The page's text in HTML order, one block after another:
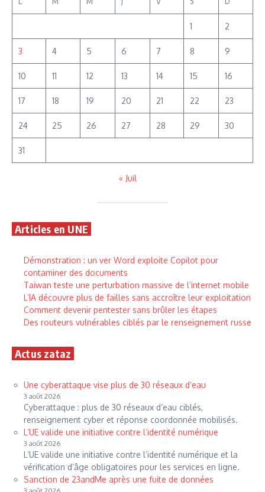
1 2
3 4 5 6 7 8 9
10 11 12 13 14 15 16
17 18 19 20 21 22 23
24 25 26 27 28 29 30
31
« Juil
Articles en UNE
Démonstration : un ver Word exploite Copilot pour
contaminer des documents
Taïwan teste une perturbation massive de l’internet mobile
L’IA découvre plus de failles sans accroître leur exploitation
Comment devenir pentester sans brûler les étapes
Des routeurs vulnérables ciblés par le renseignement russe
Actus zataz
Une cyberattaque vise plus de 30 réseaux d’eau
3 août 2026
Cyberattaque : plus de 30 réseaux d’eau ciblés,
renseignement cyber et réponse coordonnée mobilisés.
L’UE valide une initiative contre l’identité numérique
3 août 2026
L’UE valide une initiative contre l’identité numérique et la
vérification d’âge obligatoires pour les services en ligne.
Sanction de 23andMe après une fuite de données